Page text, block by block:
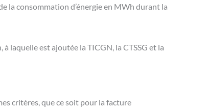
la consommation d’énergie en MWh durant la
laquelle est ajoutée la TICGN, la CTSSG et la
critères, que ce soit pour la facture